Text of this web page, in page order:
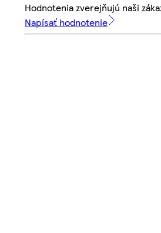
Hodnotenia zverejňujú naši
Napísať hodnotenie